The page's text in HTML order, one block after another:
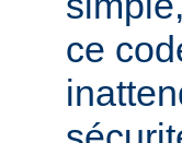
ce